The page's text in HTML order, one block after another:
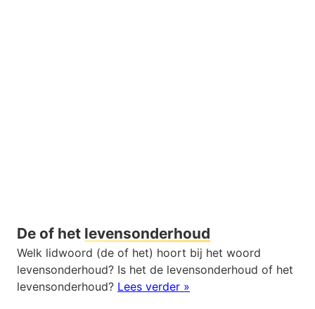
De of het levensonderhoud
Welk lidwoord (de of het) hoort bij het woord
levensonderhoud? Is het de levensonderhoud of het
levensonderhoud? Lees verder »